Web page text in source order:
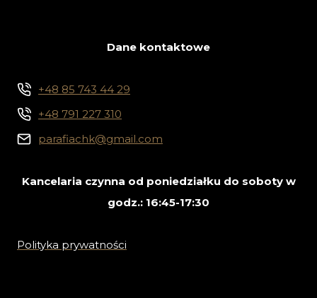
Dane kontaktowe
+48 85 743 44 29
+48 791 227 310
parafiachk@gmail.com
Kancelaria czynna od poniedziałku do soboty w
godz.: 16:45-17:30
Polityka prywatności